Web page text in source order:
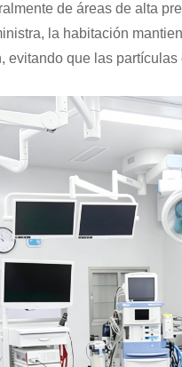
de áreas de alta
la habitación
evitando que las